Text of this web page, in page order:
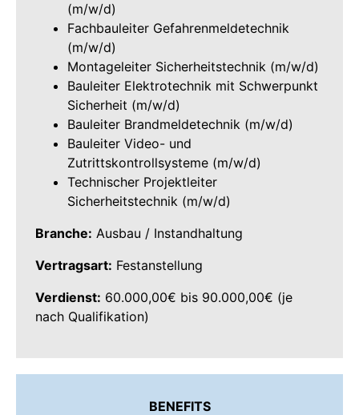
(m/w/d)
Fachbauleiter Gefahrenmeldetechnik
(m/w/d)
Montageleiter Sicherheitstechnik (m/w/d)
Bauleiter Elektrotechnik mit Schwerpunkt
Sicherheit (m/w/d)
Bauleiter Brandmeldetechnik (m/w/d)
Bauleiter Video- und
Zutrittskontrollsysteme (m/w/d)
Technischer Projektleiter
Sicherheitstechnik (m/w/d)
Branche: Ausbau / Instandhaltung
Vertragsart: Festanstellung
Verdienst: 60.000,00€ bis 90.000,00€ (je
nach Qualifikation)
BENEFITS